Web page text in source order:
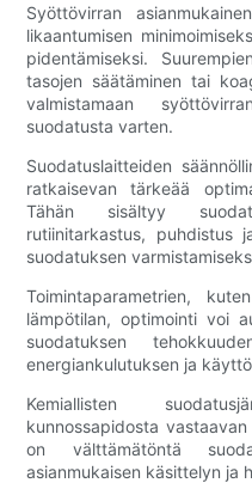
Syöttövirran
likaantumisen
pidentämiseksi.
tasojen säätäminen tai
valmistamaan
suodatusta varten.
Suodatuslaitteiden
ratkaisevan tärkeää
Tähän sisältyy
rutiinitarkastus, puhdistus
suodatuksen
Toimintaparametrien,
lämpötilan, optimointi voi
suodatuksen
energiankulutuksen ja
Kemiallisten
kunnossapidosta
on välttämätöntä
asianmukaisen käsittelyn ja